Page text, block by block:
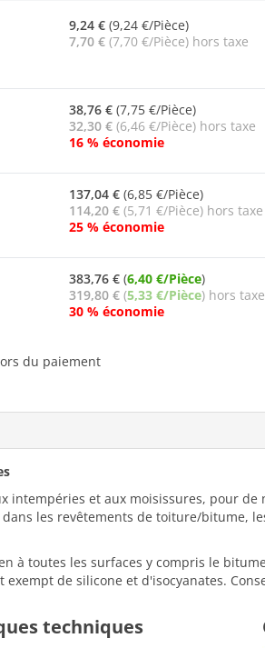
9,24 € (9,24 €/Pièce)
7,70 € (7,70 €/Pièce) hors taxe
38,76 € (7,75 €/Pièce)
32,30 € (6,46 €/Pièce) hors taxe
16 % économie
137,04 € (6,85 €/Pièce)
114,20 € (5,71 €/Pièce) hors taxe
25 % économie
383,76 € (6,40 €/Pièce)
319,80 € (5,33 €/Pièce) hors taxe
30 % économie
du paiement
et aux moisissures, pour
les revêtements de toiture/bitume,
à toutes les surfaces y compris le
de silicone et d'isocyanates.
techniques